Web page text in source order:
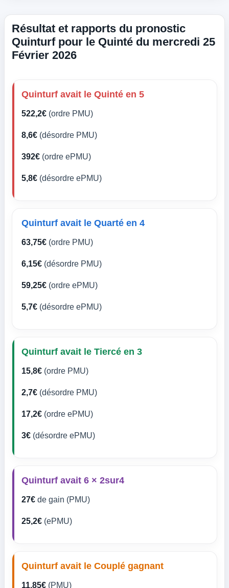
Résultat et rapports du pronostic
Quinturf pour le Quinté du mercredi 25
Février 2026
Quinturf avait le Quinté en 5
522,2€ (ordre PMU)
8,6€ (désordre PMU)
392€ (ordre ePMU)
5,8€ (désordre ePMU)
Quinturf avait le Quarté en 4
63,75€ (ordre PMU)
6,15€ (désordre PMU)
59,25€ (ordre ePMU)
5,7€ (désordre ePMU)
Quinturf avait le Tiercé en 3
15,8€ (ordre PMU)
2,7€ (désordre PMU)
17,2€ (ordre ePMU)
3€ (désordre ePMU)
Quinturf avait 6 × 2sur4
27€ de gain (PMU)
25,2€ (ePMU)
Quinturf avait le Couplé gagnant
11,85€ (PMU)